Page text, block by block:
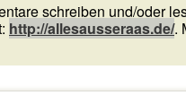
schreiben und/oder
http://allesausseraas.de/.